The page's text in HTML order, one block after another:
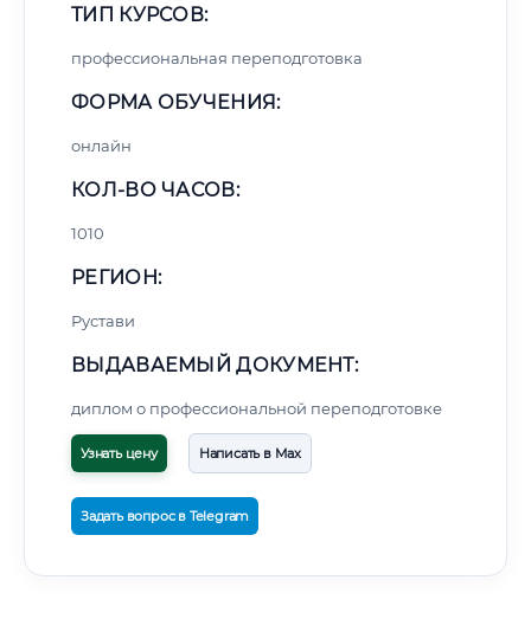
ТИП КУРСОВ:
профессиональная переподготовка
ФОРМА ОБУЧЕНИЯ:
онлайн
КОЛ-ВО ЧАСОВ:
1010
РЕГИОН:
Рустави
ВЫДАВАЕМЫЙ ДОКУМЕНТ:
диплом о профессиональной переподготовке
Узнать цену Написать в Max
Задать вопрос в Telegram